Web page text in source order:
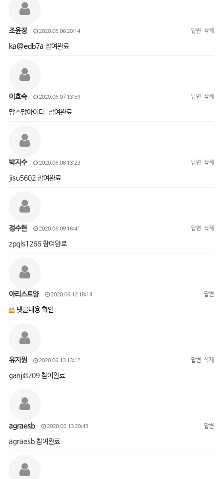
조윤정 2020.06.06 20:14 답변 삭제
ka@edb7a 참여완료
이효숙 2020.06.07 13:59 답변 삭제
맘스맘아이디, 참여완료
박지수 2020.06.08 13:23 답변 삭제
jisu5602 참여완료
정수현 2020.06.09 16:41 답변 삭제
zpqls1266 참여완료
아리스트양 2020.06.12 18:14 답변
댓글내용 확인
유지원 2020.06.13 13:12 답변 삭제
ganji8709 참여완료
agraesb 2020.06.13 20:43 답변
agraesb 참여완료